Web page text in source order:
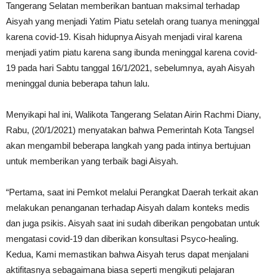
Tangerang Selatan memberikan bantuan maksimal terhadap
Aisyah yang menjadi Yatim Piatu setelah orang tuanya meninggal
karena covid-19. Kisah hidupnya Aisyah menjadi viral karena
menjadi yatim piatu karena sang ibunda meninggal karena covid-
19 pada hari Sabtu tanggal 16/1/2021, sebelumnya, ayah Aisyah
meninggal dunia beberapa tahun lalu.
Menyikapi hal ini, Walikota Tangerang Selatan Airin Rachmi Diany,
Rabu, (20/1/2021) menyatakan bahwa Pemerintah Kota Tangsel
akan mengambil beberapa langkah yang pada intinya bertujuan
untuk memberikan yang terbaik bagi Aisyah.
“Pertama, saat ini Pemkot melalui Perangkat Daerah terkait akan
melakukan penanganan terhadap Aisyah dalam konteks medis
dan juga psikis. Aisyah saat ini sudah diberikan pengobatan untuk
mengatasi covid-19 dan diberikan konsultasi Psyco-healing.
Kedua, Kami memastikan bahwa Aisyah terus dapat menjalani
aktifitasnya sebagaimana biasa seperti mengikuti pelajaran